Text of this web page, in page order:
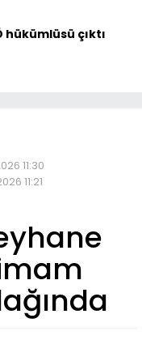
hükümlüsü çıktı
11:30
11:21